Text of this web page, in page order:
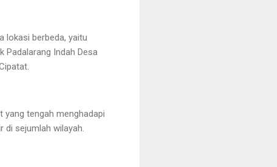
lokasi berbeda, yaitu
Padalarang Indah Desa
yang tengah menghadapi
sejumlah wilayah.